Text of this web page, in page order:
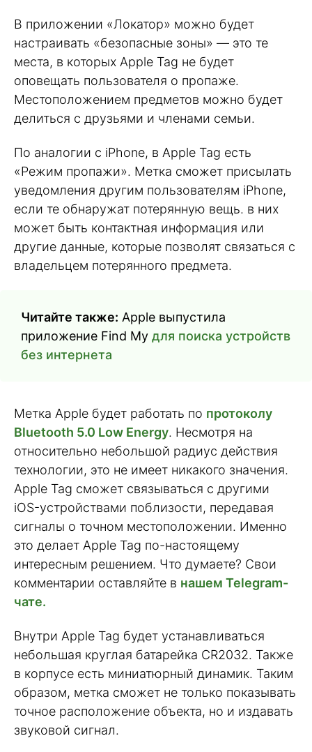
В приложении «Локатор» можно будет
настраивать «безопасные зоны» — это те
места, в которых Apple Tag не будет
оповещать пользователя о пропаже.
Местоположением предметов можно будет
делиться с друзьями и членами семьи.
По аналогии с iPhone, в Apple Tag есть
«Режим пропажи». Метка сможет присылать
уведомления другим пользователям iPhone,
если те обнаружат потерянную вещь. в них
может быть контактная информация или
другие данные, которые позволят связаться с
владельцем потерянного предмета.
Читайте также: Apple выпустила
приложение Find My для поиска устройств
без интернета
Метка Apple будет работать по протоколу
Bluetooth 5.0 Low Energy. Несмотря на
относительно небольшой радиус действия
технологии, это не имеет никакого значения.
Apple Tag сможет связываться с другими
iOS-устройствами поблизости, передавая
сигналы о точном местоположении. Именно
это делает Apple Tag по-настоящему
интересным решением. Что думаете? Свои
комментарии оставляйте в нашем Telegram-
чате.
Внутри Apple Tag будет устанавливаться
небольшая круглая батарейка CR2032. Также
в корпусе есть миниатюрный динамик. Таким
образом, метка сможет не только показывать
точное расположение объекта, но и издавать
звуковой сигнал.